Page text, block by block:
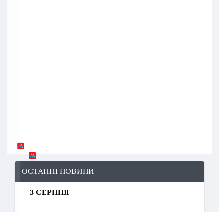
ОСТАННІ НОВИНИ
3 СЕРПНЯ